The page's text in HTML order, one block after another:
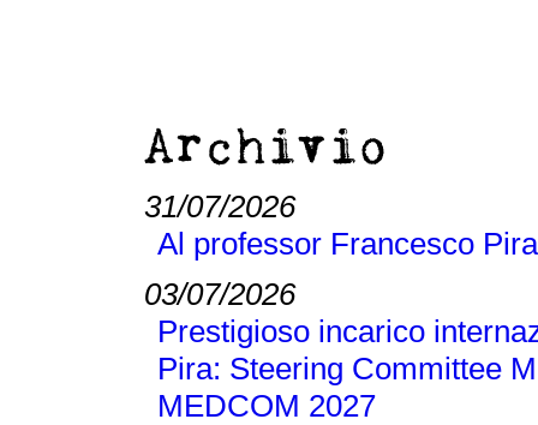
Archivio
31/07/2026
Al professor Francesco
03/07/2026
Prestigioso incarico
Pira: Steering Committee
MEDCOM 2027